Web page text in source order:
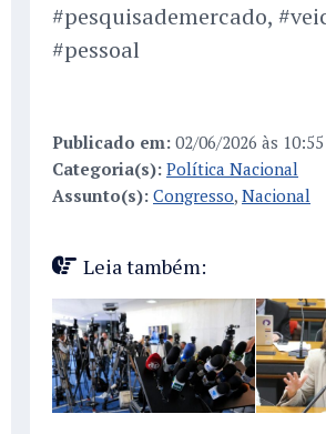
#pesquisademercado,
#pessoal
Publicado em: 02/06/2026 às 10:55
Categoria(s): Política Nacional
Assunto(s): Congresso, Nacional
Leia também: